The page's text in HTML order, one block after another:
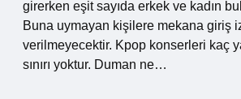
girerken eşit sayıda erkek ve kadın
Buna uymayan kişilere mekana giriş
verilmeyecektir. Kpop konserleri kaç
sınırı yoktur. Duman ne…